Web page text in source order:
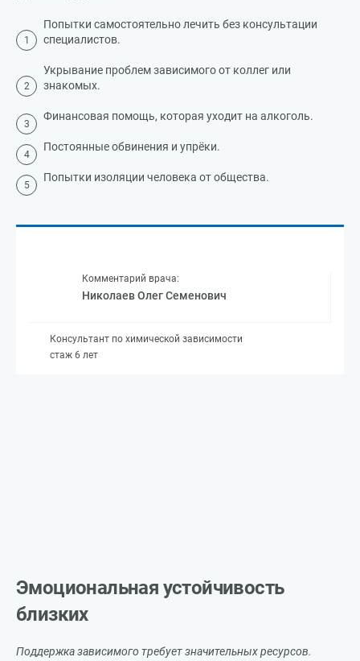
Попытки самостоятельно лечить без консультации
специалистов.
Укрывание проблем зависимого от коллег или
знакомых.
Финансовая помощь, которая уходит на алкоголь.
Постоянные обвинения и упрёки.
Попытки изоляции человека от общества.
Комментарий врача:
Николаев Олег Семенович
Консультант по химической зависимости
стаж 6 лет
Эмоциональная устойчивость
близких
Поддержка зависимого требует значительных ресурсов.